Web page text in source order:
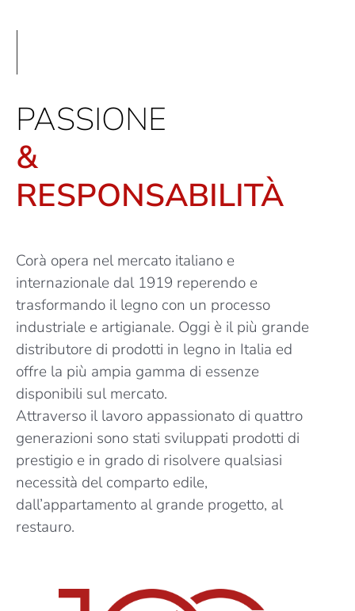
PASSIONE
&
RESPONSABILITÀ
Corà opera nel mercato italiano e
internazionale dal 1919 reperendo e
trasformando il legno con un processo
industriale e artigianale. Oggi è il più grande
distributore di prodotti in legno in Italia ed
offre la più ampia gamma di essenze
disponibili sul mercato.
Attraverso il lavoro appassionato di quattro
generazioni sono stati sviluppati prodotti di
prestigio e in grado di risolvere qualsiasi
necessità del comparto edile,
dall’appartamento al grande progetto, al
restauro.